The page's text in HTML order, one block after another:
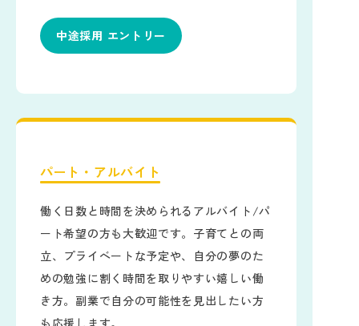
中途採用 エントリー
パート・アルバイト
働く日数と時間を決められるアルバイト/パ
ート希望の方も大歓迎です。子育てとの両
立、プライベートな予定や、自分の夢のた
めの勉強に割く時間を取りやすい嬉しい働
き方。副業で自分の可能性を見出したい方